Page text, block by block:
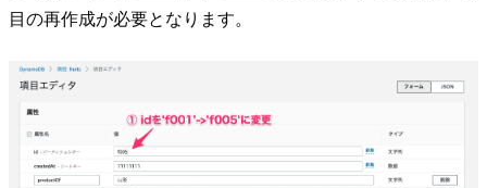
目の再作成が必要となります。